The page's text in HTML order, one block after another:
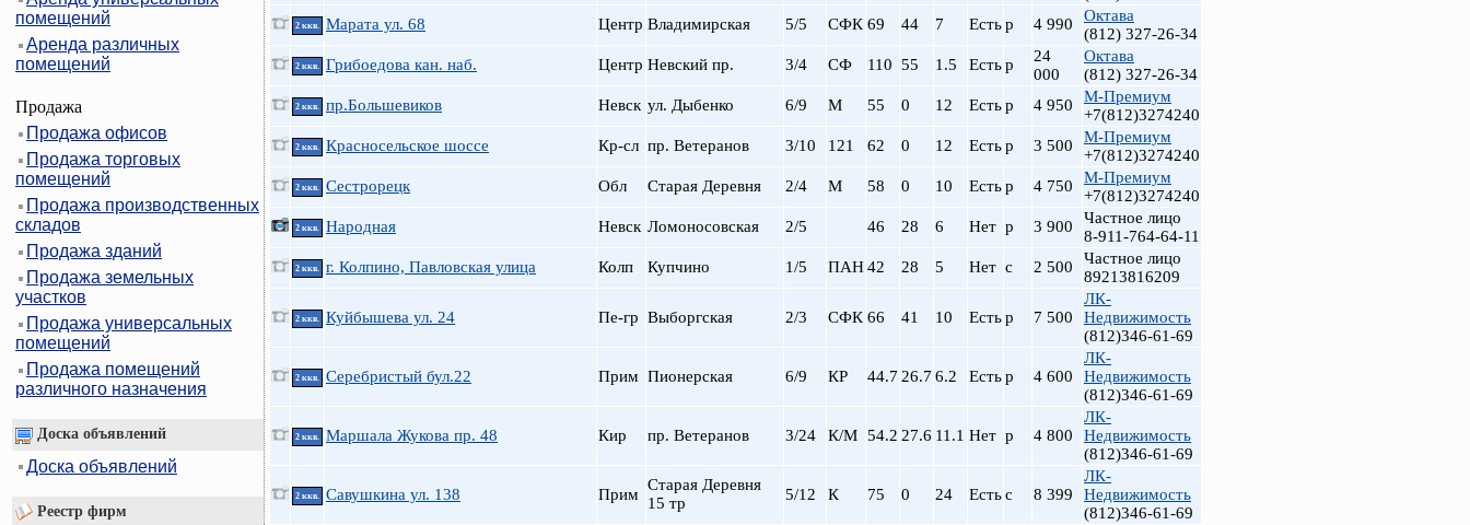
помещений
Аренда различных
помещений
Продажа
Продажа офисов
Продажа торговых
помещений
Продажа производственных
складов
Продажа зданий
Продажа земельных
участков
Продажа универсальных
помещений
Продажа помещений
различного назначения
Доска объявлений
Доска объявлений
Реестр фирм
Старый фонд (СФ)
Московская
Невский пр.
Обводный Канал
Обухово
Парк Победы
пл. Ленина
Политехническая
2 ккв. Марата ул. 68 Центр Владимирская 5/5 СФК 69 44 7 Естьр 4 990
Октава
(812) 327-26-34
2 ккв. Грибоедова кан. наб. Центр Невский пр. 3/4 СФ 110 55 1.5 Естьр
24
000
Октава
(812) 327-26-34
2 ккв. пр.Большевиков Невск ул. Дыбенко 6/9 М 55 0 12 Естьр 4 950
М-Премиум
+7(812)3274240
2 ккв. Красносельское шоссе Кр-сл пр. Ветеранов 3/10 121 62 0 12 Естьр 3 500
М-Премиум
+7(812)3274240
2 ккв. Сестрорецк Обл Старая Деревня 2/4 М 58 0 10 Естьр 4 750
М-Премиум
+7(812)3274240
2 ккв. Народная Невск Ломоносовская 2/5 46 28 6 Нет р 3 900
Частное лицо
8-911-764-64-11
2 ккв. г. Колпино, Павловская улица Колп Купчино 1/5 ПАН42 28 5 Нет с 2 500
Частное лицо
89213816209
2 ккв. Куйбышева ул. 24 Пе-гр Выборгская 2/3 СФК 66 41 10 Естьр 7 500
ЛК-
Недвижимость
(812)346-61-69
2 ккв. Серебристый бул.22 Прим Пионерская 6/9 КР 44.7 26.7 6.2 Естьр 4 600
ЛК-
Недвижимость
(812)346-61-69
2 ккв. Маршала Жукова пр. 48 Кир пр. Ветеранов 3/24 К/М 54.2 27.6 11.1 Нет р 4 800
ЛК-
Недвижимость
(812)346-61-69
2 ккв. Савушкина ул. 138 Прим
Старая Деревня
15 тр
5/12 К 75 0 24 Естьс 8 399
ЛК-
Недвижимость
(812)346-61-69